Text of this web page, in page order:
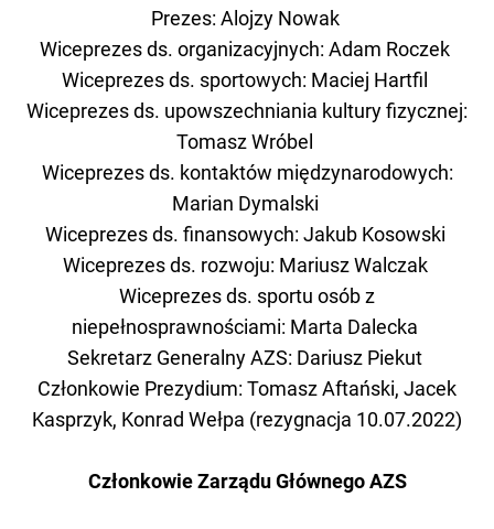
Prezes: Alojzy Nowak
Wiceprezes ds. organizacyjnych: Adam Roczek
Wiceprezes ds. sportowych: Maciej Hartfil
Wiceprezes ds. upowszechniania kultury fizycznej:
Tomasz Wróbel
Wiceprezes ds. kontaktów międzynarodowych:
Marian Dymalski
Wiceprezes ds. finansowych: Jakub Kosowski
Wiceprezes ds. rozwoju: Mariusz Walczak
Wiceprezes ds. sportu osób z
niepełnosprawnościami: Marta Dalecka
Sekretarz Generalny AZS: Dariusz Piekut
Członkowie Prezydium: Tomasz Aftański, Jacek
Kasprzyk, Konrad Wełpa (rezygnacja 10.07.2022)
Członkowie Zarządu Głównego AZS